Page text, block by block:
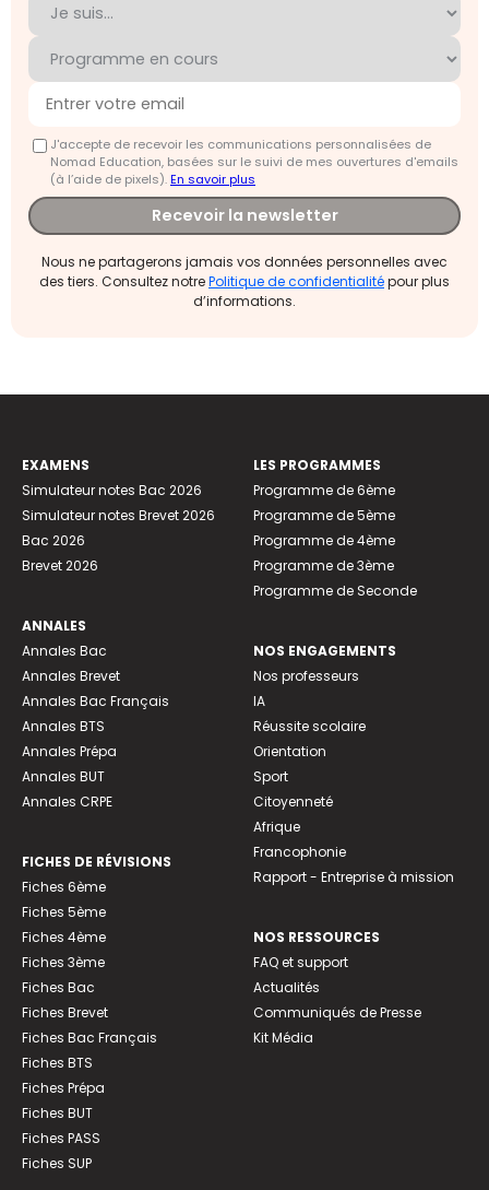
J'accepte de recevoir les communications personnalisées de
Nomad Education, basées sur le suivi de mes ouvertures d'emails
(à l’aide de pixels).En savoir plus
Recevoir la newsletter
Nous ne partagerons jamais vos données personnelles avec
des tiers. Consultez notrePolitique de confidentialitépour plus
d’informations.
EXAMENS
Simulateur notes Bac 2026
Simulateur notes Brevet 2026
Bac 2026
Brevet 2026
ANNALES
Annales Bac
Annales Brevet
Annales Bac Français
Annales BTS
Annales Prépa
Annales BUT
Annales CRPE
FICHES DE RÉVISIONS
Fiches 6ème
Fiches 5ème
Fiches 4ème
Fiches 3ème
Fiches Bac
Fiches Brevet
Fiches Bac Français
Fiches BTS
Fiches Prépa
Fiches BUT
Fiches PASS
Fiches SUP
LES PROGRAMMES
Programme de 6ème
Programme de 5ème
Programme de 4ème
Programme de 3ème
Programme de Seconde
NOS ENGAGEMENTS
Nos professeurs
IA
Réussite scolaire
Orientation
Sport
Citoyenneté
Afrique
Francophonie
Rapport - Entreprise à mission
NOS RESSOURCES
FAQ et support
Actualités
Communiqués de Presse
Kit Média